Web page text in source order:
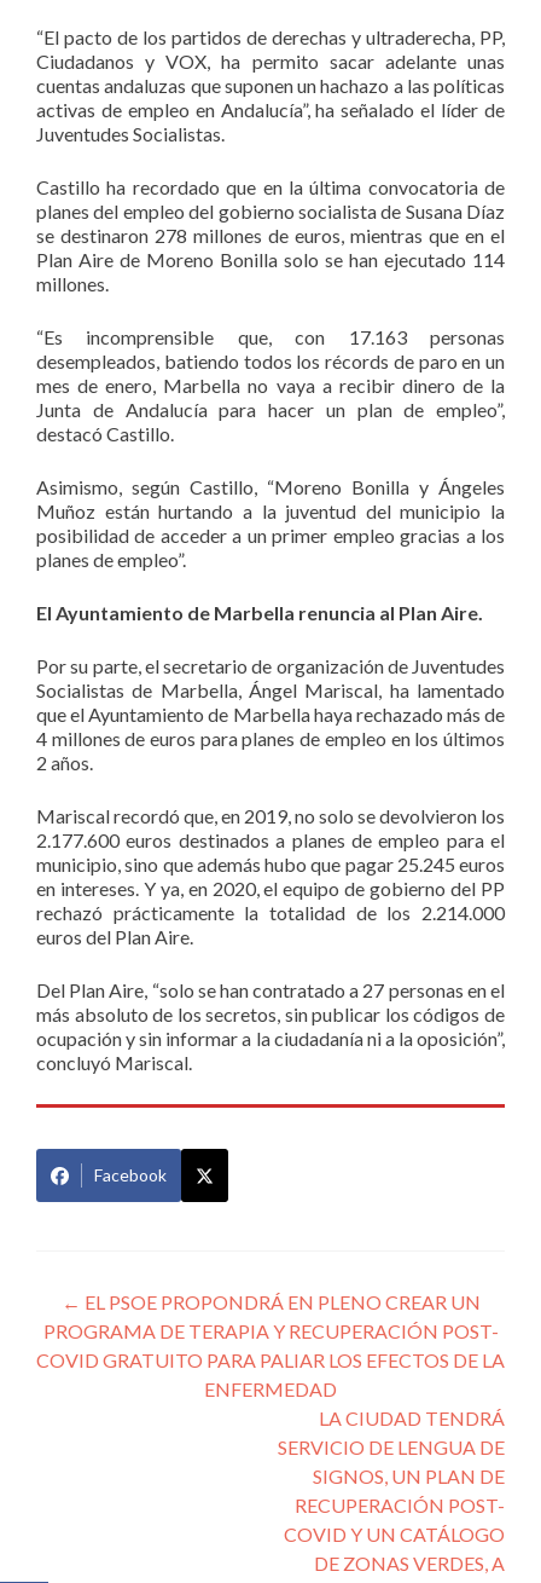
“El pacto de los partidos de derechas y ultraderecha, PP,
Ciudadanos y VOX, ha permito sacar adelante unas
cuentas andaluzas que suponen un hachazo a las políticas
activas de empleo en Andalucía”, ha señalado el líder de
Juventudes Socialistas.
Castillo ha recordado que en la última convocatoria de
planes del empleo del gobierno socialista de Susana Díaz
se destinaron 278 millones de euros, mientras que en el
Plan Aire de Moreno Bonilla solo se han ejecutado 114
millones.
“Es incomprensible que, con 17.163 personas
desempleados, batiendo todos los récords de paro en un
mes de enero, Marbella no vaya a recibir dinero de la
Junta de Andalucía para hacer un plan de empleo”,
destacó Castillo.
Asimismo, según Castillo, “Moreno Bonilla y Ángeles
Muñoz están hurtando a la juventud del municipio la
posibilidad de acceder a un primer empleo gracias a los
planes de empleo”.
El Ayuntamiento de Marbella renuncia al Plan Aire.
Por su parte, el secretario de organización de Juventudes
Socialistas de Marbella, Ángel Mariscal, ha lamentado
que el Ayuntamiento de Marbella haya rechazado más de
4 millones de euros para planes de empleo en los últimos
2 años.
Mariscal recordó que, en 2019, no solo se devolvieron los
2.177.600 euros destinados a planes de empleo para el
municipio, sino que además hubo que pagar 25.245 euros
en intereses. Y ya, en 2020, el equipo de gobierno del PP
rechazó prácticamente la totalidad de los 2.214.000
euros del Plan Aire.
Del Plan Aire, “solo se han contratado a 27 personas en el
más absoluto de los secretos, sin publicar los códigos de
ocupación y sin informar a la ciudadanía ni a la oposición”,
concluyó Mariscal.
Facebook
Navegación
de
← EL PSOE PROPONDRÁ EN PLENO CREAR UN
PROGRAMA DE TERAPIA Y RECUPERACIÓN POST-
COVID GRATUITO PARA PALIAR LOS EFECTOS DE LA
ENFERMEDAD
LA CIUDAD TENDRÁ
SERVICIO DE LENGUA DE
SIGNOS, UN PLAN DE
RECUPERACIÓN POST-
COVID Y UN CATÁLOGO
DE ZONAS VERDES, A